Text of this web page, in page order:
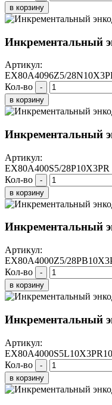
в корзину
Инкрементальный
Артикул:
EX80A4096Z5/
Кол-во
-
в корзину
Инкрементальный
Артикул:
EX80A400S5/28P10X3PR
Кол-во
-
в корзину
Инкрементальный
Артикул:
EX80A4000Z5/
Кол-во
-
в корзину
Инкрементальный
Артикул:
EX80A4000S5L10X3PR10
Кол-во
-
в корзину